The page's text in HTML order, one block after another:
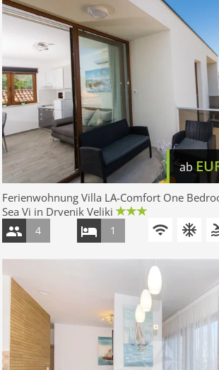
ab
Ferienwohnung Villa LA-Comfort One
Sea Vi in Drvenik Veliki
4 1